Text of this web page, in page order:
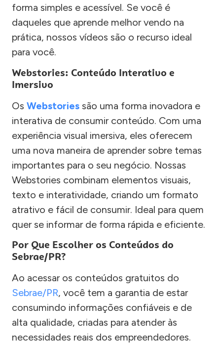
forma simples e acessível. Se você é
daqueles que aprende melhor vendo na
prática, nossos vídeos são o recurso ideal
para você.
Webstories: Conteúdo Interativo e
Imersivo
Os Webstories são uma forma inovadora e
interativa de consumir conteúdo. Com uma
experiência visual imersiva, eles oferecem
uma nova maneira de aprender sobre temas
importantes para o seu negócio. Nossas
Webstories combinam elementos visuais,
texto e interatividade, criando um formato
atrativo e fácil de consumir. Ideal para quem
quer se informar de forma rápida e eficiente.
Por Que Escolher os Conteúdos do
Sebrae/PR?
Ao acessar os conteúdos gratuitos do
Sebrae/PR, você tem a garantia de estar
consumindo informações confiáveis e de
alta qualidade, criadas para atender às
necessidades reais dos empreendedores.